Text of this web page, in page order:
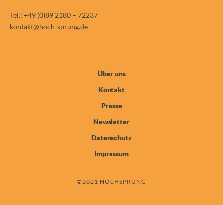
Tel.: +49 (0)89 2180 – 72237
kontakt@hoch-sprung.de
Über uns
Kontakt
Presse
Newsletter
Datenschutz
Impressum
©2021 HOCHSPRUNG